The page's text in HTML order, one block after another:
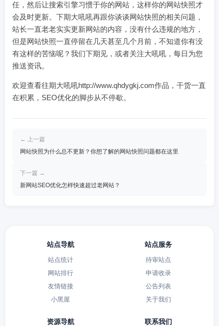
任，然后让搜索引擎习惯于你的网站，这样你的网站快照才
会及时更新。下期大吼吼再跟你谈谈网站快照的相关问题，
站长一直老老实实更新网站的内容，没有什么违规的地方，
但是网站快照一直停留在几天甚至几个月前，不知道你有没
有这样的苦恼呢？我们下期见，或者关注大吼吼，每日为您
推送资讯。
欢迎查看往期大吼吼http://www.qhdygkj.com作品，干货一直
在积累，SEO优化的脚步从不停歇。
← 上一篇
网站快照为什么总不更新？你想了解的网站快照问题都在这里
下一篇 →
新网站SEO优化怎样快速超过老网站？
站点导航
站点统计
网站排行
友情链接
小黑屋
站点服务
待审站点
申请收录
公告列表
关于我们
资源导航 联系我们